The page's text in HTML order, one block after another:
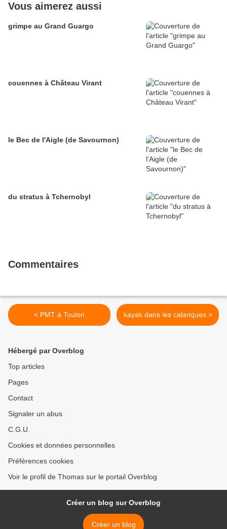
Vous aimerez aussi
grimpe au Grand Guargo
couennes à Château Virant
le Bec de l'Aigle (de Savournon)
du stratus à Tchernobyl
Commentaires
< PMT à Toulon kayak dans les calanques >
Hébergé par Overblog
Top articles
Pages
Contact
Signaler un abus
C.G.U.
Cookies et données personnelles
Préférences cookies
Voir le profil de Thomas sur le portail Overblog
Créer un blog sur Overblog
Créer un blog